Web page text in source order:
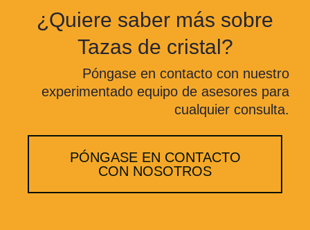
¿Quiere saber más sobre
Tazas de cristal?
Póngase en contacto con nuestro
experimentado equipo de asesores para
cualquier consulta.
PÓNGASE EN CONTACTO
CON NOSOTROS